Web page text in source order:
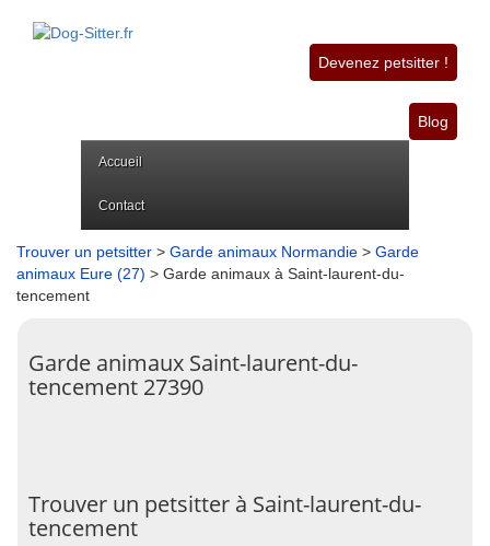
Devenez petsitter !
Blog
Accueil
Contact
Trouver un petsitter > Garde animaux Normandie > Garde
animaux Eure (27) > Garde animaux à Saint-laurent-du-
tencement
Garde animaux Saint-laurent-du-
tencement 27390
Trouver un petsitter à Saint-laurent-du-
tencement